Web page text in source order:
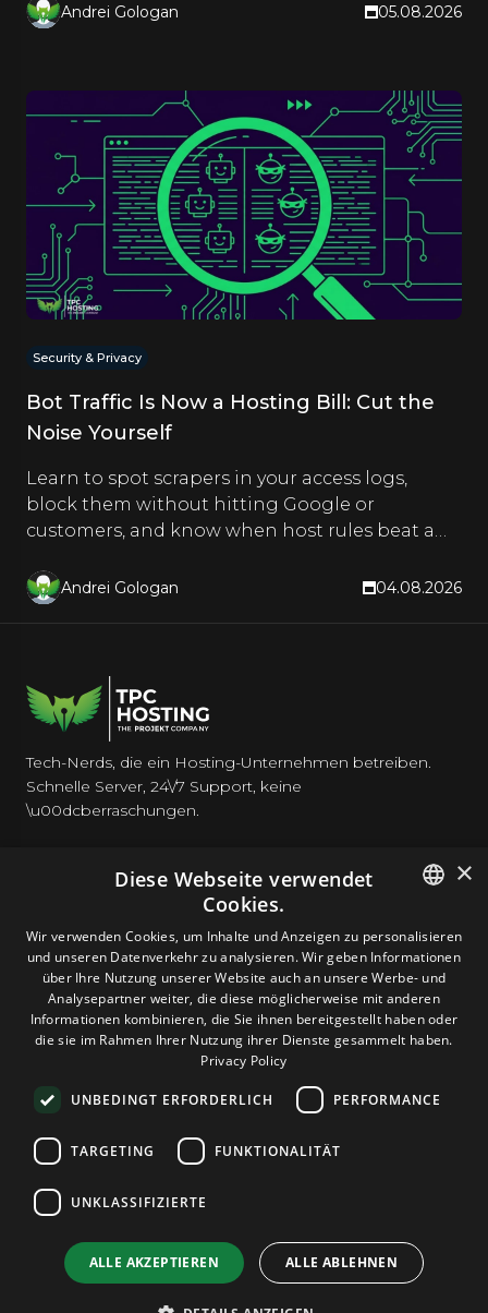
Andrei Gologan 05.08.2026
Security & Privacy
Bot Traffic Is Now a Hosting Bill: Cut the
Noise Yourself
Learn to spot scrapers in your access logs,
block them without hitting Google or
customers, and know when host rules beat a
Andrei Gologan 04.08.2026
Tech-Nerds, die ein Hosting-Unternehmen betreiben.
Schnelle Server, 24\/7 Support, keine
\u00dcberraschungen.
HOSTING
DOMAINS & E-MAIL
TOOLS & SICHERHEIT
UNTERNEHMEN
Terms and Conditions
ENGLISH
ROMANIAN
×
Diese Webseite verwendet
Cookies.
Wir verwenden Cookies, um Inhalte und Anzeigen zu personalisieren
und unseren Datenverkehr zu analysieren. Wir geben Informationen
über Ihre Nutzung unserer Website auch an unsere Werbe- und
Analysepartner weiter, die diese möglicherweise mit anderen
Informationen kombinieren, die Sie ihnen bereitgestellt haben oder
die sie im Rahmen Ihrer Nutzung ihrer Dienste gesammelt haben.
Privacy Policy
UNBEDINGT ERFORDERLICH PERFORMANCE
TARGETING FUNKTIONALITÄT
UNKLASSIFIZIERTE
ALLE AKZEPTIEREN ALLE ABLEHNEN